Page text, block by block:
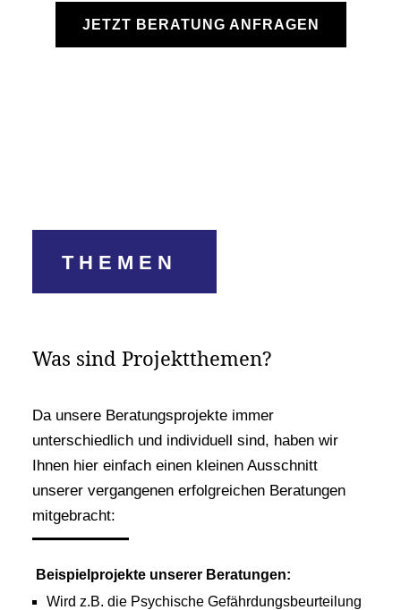
JETZT BERATUNG ANFRAGEN
THEMEN
Was sind Projektthemen?
Da unsere Beratungsprojekte immer
unterschiedlich und individuell sind, haben wir
Ihnen hier einfach einen kleinen Ausschnitt
unserer vergangenen erfolgreichen Beratungen
mitgebracht:
Beispielprojekte unserer Beratungen:
Wird z.B. die Psychische Gefährdungsbeurteilung